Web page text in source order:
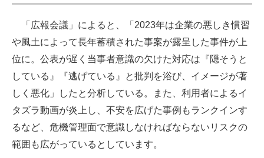
「広報会議」によると、「2023年は企業の悪しき慣習
や風土によって長年蓄積された事案が露呈した事件が上
位に。公表が遅く当事者意識の欠けた対応は『隠そうと
している』『逃げている』と批判を浴び、イメージが著
しく悪化」したと分析している。また、利用者によるイ
タズラ動画が炎上し、不安を広げた事例もランクインす
るなど、危機管理面で意識しなければならないリスクの
範囲も広がっているとしています。